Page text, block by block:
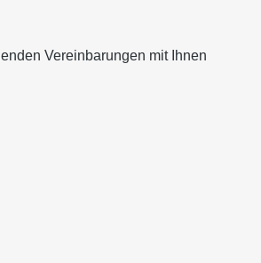
Vereinbarungen mit Ihnen